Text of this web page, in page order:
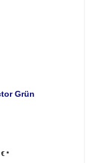
Grün
€ *